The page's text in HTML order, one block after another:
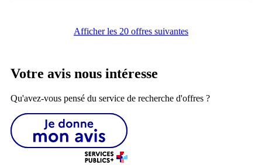
Afficher les 20 offres suivantes
Votre avis nous intéresse
Qu'avez-vous pensé du service de recherche d'offres ?